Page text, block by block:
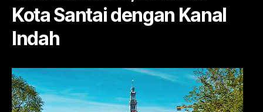
Kota Santai dengan Kanal
Indah